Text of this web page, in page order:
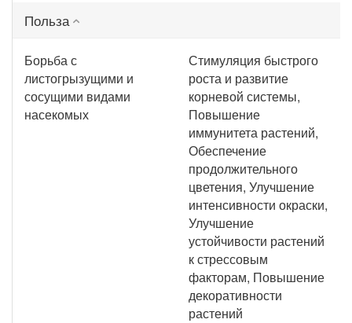
Польза
Борьба с
листогрызущими и
сосущими видами
насекомых
Стимуляция быстрого
роста и развитие
корневой системы,
Повышение
иммунитета растений,
Обеспечение
продолжительного
цветения, Улучшение
интенсивности окраски,
Улучшение
устойчивости растений
к стрессовым
факторам, Повышение
декоративности
растений